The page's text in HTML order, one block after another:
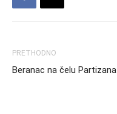
PRETHODNO
Beranac na čelu Partizana